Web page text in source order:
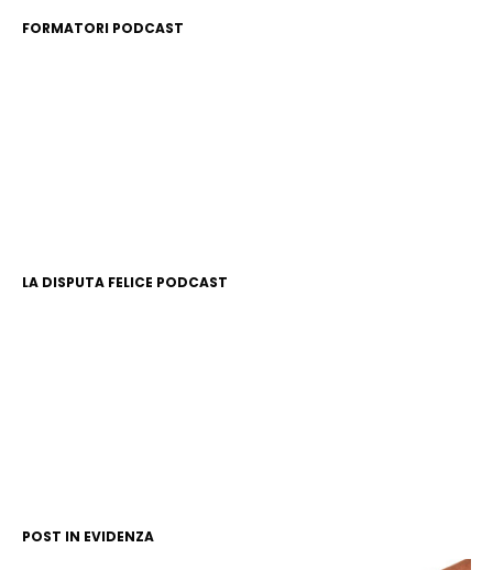
FORMATORI PODCAST
LA DISPUTA FELICE PODCAST
POST IN EVIDENZA